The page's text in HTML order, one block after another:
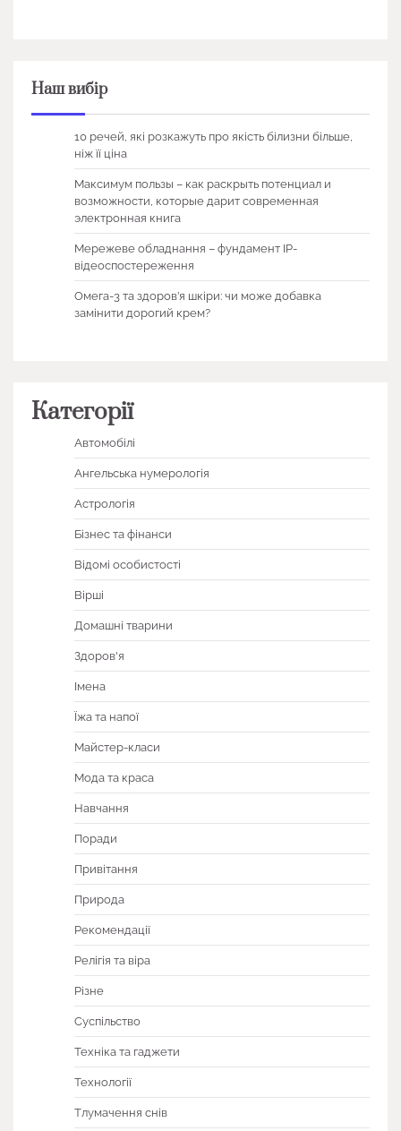
Наш вибір
10 речей, які розкажуть про якість білизни більше,
ніж її ціна
Максимум пользы – как раскрыть потенциал и
возможности, которые дарит современная
электронная книга
Мережеве обладнання – фундамент IP-
відеоспостереження
Омега-3 та здоров’я шкіри: чи може добавка
замінити дорогий крем?
Категорії
Автомобілі
Ангельська нумерологія
Астрологія
Бізнес та фінанси
Відомі особистості
Вірші
Домашні тварини
Здоров'я
Імена
Їжа та напої
Майстер-класи
Мода та краса
Навчання
Поради
Привітання
Природа
Рекомендації
Релігія та віра
Різне
Суспільство
Техніка та гаджети
Технології
Тлумачення снів